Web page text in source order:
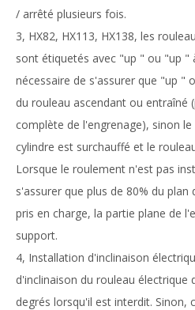
/ arrêté plusieurs fois.
3, HX82, HX113, HX138, les
sont étiquetés avec "up " ou "up "
nécessaire de s'assurer que "up "
du rouleau ascendant ou entraîné
complète de l'engrenage), sinon
cylindre est surchauffé et le
Lorsque le roulement n'est pas
s'assurer que plus de 80% du
pris en charge, la partie plane de
support.
4, Installation d'inclinaison
d'inclinaison du rouleau électrique
degrés lorsqu'il est interdit. Sinon,